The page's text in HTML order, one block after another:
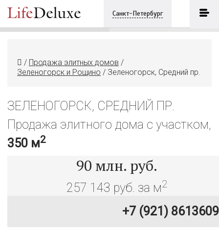
Санкт-Петербург
/ Продажа элитных домов /
Зеленогорск и Рощино / Зеленогорск, Средний пр.
ЗЕЛЕНОГОРСК, СРЕДНИЙ ПР.
Продажа элитного дома с участком,
350 м2
90 млн. руб.
257 143 руб. за м2
+7 (921) 8613609
Зеленогорск, Средний пр.
+7 (921) 8613609 ПОЗВОНИТЬ